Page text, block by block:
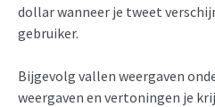
dollar wanneer je tweet
gebruiker.
Bijgevolg vallen weergaven
weergaven en vertoningen je